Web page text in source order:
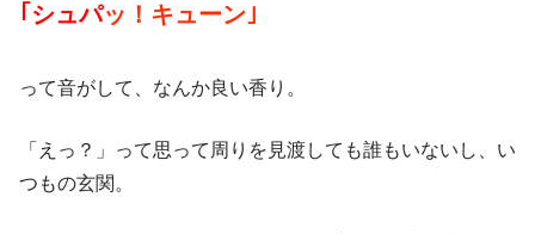
｢シュパッ！キューン｣
って音がして、なんか良い香り。
「えっ？」って思って周りを見渡しても誰もいないし、い
つもの玄関。